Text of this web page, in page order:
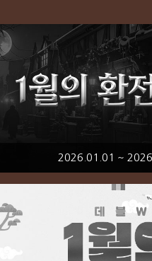
2026.01.01 ~